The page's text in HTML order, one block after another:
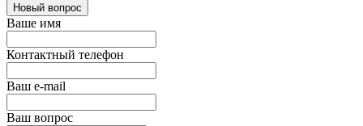
Новый вопрос
Ваше имя
Контактный телефон
Ваш e-mail
Ваш вопрос